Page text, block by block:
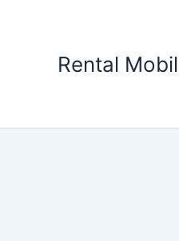
Rental Mobil